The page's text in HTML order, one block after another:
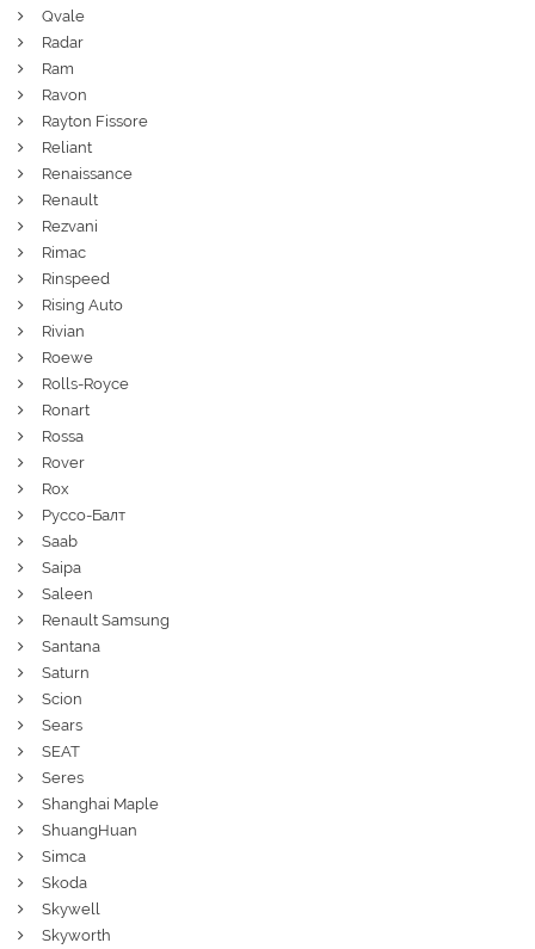
Qvale
Radar
Ram
Ravon
Rayton Fissore
Reliant
Renaissance
Renault
Rezvani
Rimac
Rinspeed
Rising Auto
Rivian
Roewe
Rolls-Royce
Ronart
Rossa
Rover
Rox
Руссо-Балт
Saab
Saipa
Saleen
Renault Samsung
Santana
Saturn
Scion
Sears
SEAT
Seres
Shanghai Maple
ShuangHuan
Simca
Skoda
Skywell
Skyworth